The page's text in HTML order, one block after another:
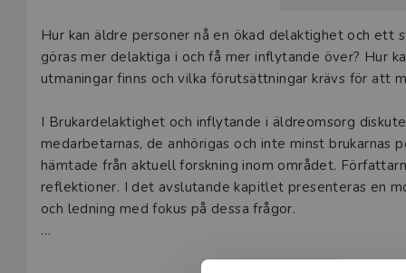
Beskrivning
Hur kan äldre personer nå en ökad delaktighet och ett
göras mer delaktiga i och få mer inflytande över? Hur
utmaningar finns och vilka förutsättningar krävs för att
I Brukardelaktighet och inflytande i äldreomsorg
medarbetarnas, de anhörigas och inte minst brukarnas
hämtade från aktuell forskning inom området.
reflektioner. I det avslutande kapitlet presenteras en
och ledning med fokus på dessa frågor.